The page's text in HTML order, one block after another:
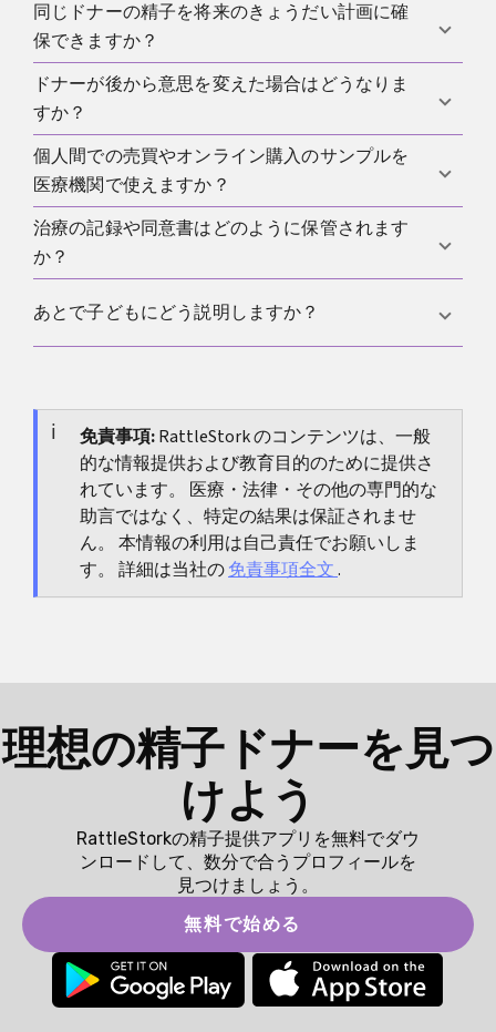
を含め、法的帰結や親子関係の取扱いに重大な不確
実性があります。
助成制度の対象や上限は自治体や制度改定で変動
し、対象となる治療種別や条件が限定されます。適
用可否は受診先で最新の案内を確認します。
同じドナーの精子を将来のきょうだい計画に確
保できますか？
施設によっては在庫や上限制約の範囲で予約管理を
行う場合があります。可否は品質管理と追跡性、内
部基準を踏まえて個別判断されます。
ドナーが後から意思を変えた場合はどうなりま
すか？
適切な同意と手順に基づく提供は、後日の心変わり
で法的な親子関係が生じたり変動したりすることは
ありません。取扱いは同意書と施設の手順に従いま
す。
個人間での売買やオンライン購入のサンプルを
医療機関で使えますか？
品質や追跡性、感染対策を満たさないため通常は受
け入れられません。医療機関は認証された流通経路
治療の記録や同意書はどのように保管されます
か？
同意内容、検査結果、保管履歴、実施記録などが施
あとで子どもにどう説明しますか？
とが大切です。ガイド子どもに精子提供をどう説明
するかでは、年齢に合った言い方を紹介していま
免責事項:RattleStork のコンテンツは、一般
的な情報提供および教育目的のために提供さ
れています。 医療・法律・その他の専門的な
助言ではなく、特定の結果は保証されませ
ん。 本情報の利用は自己責任でお願いしま
す。 詳細は当社の免責事項全文.
理想の精子ドナーを見つ
けよう
RattleStorkの精子提供アプリを無料でダウ
ンロードして、数分で合うプロフィールを
見つけましょう。
無料で始める